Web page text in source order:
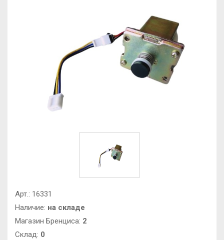
Арт.: 16331
Наличие: на складе
Магазин Бренциса: 2
Cклад: 0